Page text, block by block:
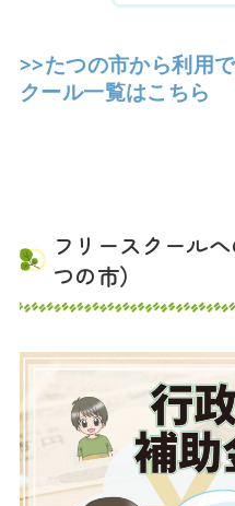
>>たつの市から利用
クール一覧はこちら
フリースクール
つの市）